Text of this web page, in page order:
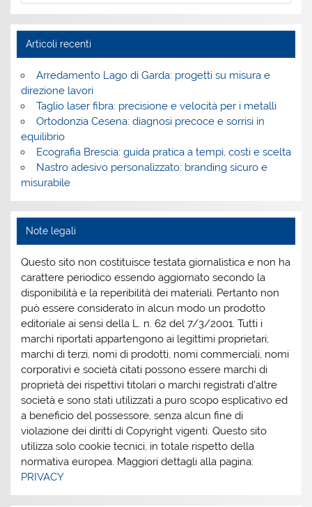
Articoli recenti
Arredamento Lago di Garda: progetti su misura e
direzione lavori
Taglio laser fibra: precisione e velocità per i metalli
Ortodonzia Cesena: diagnosi precoce e sorrisi in
equilibrio
Ecografia Brescia: guida pratica a tempi, costi e scelta
Nastro adesivo personalizzato: branding sicuro e
misurabile
Note legali
Questo sito non costituisce testata giornalistica e non ha
carattere periodico essendo aggiornato secondo la
disponibilità e la reperibilità dei materiali. Pertanto non
può essere considerato in alcun modo un prodotto
editoriale ai sensi della L. n. 62 del 7/3/2001. Tutti i
marchi riportati appartengono ai legittimi proprietari;
marchi di terzi, nomi di prodotti, nomi commerciali, nomi
corporativi e società citati possono essere marchi di
proprietà dei rispettivi titolari o marchi registrati d’altre
società e sono stati utilizzati a puro scopo esplicativo ed
a beneficio del possessore, senza alcun fine di
violazione dei diritti di Copyright vigenti. Questo sito
utilizza solo cookie tecnici, in totale rispetto della
normativa europea. Maggiori dettagli alla pagina:
PRIVACY